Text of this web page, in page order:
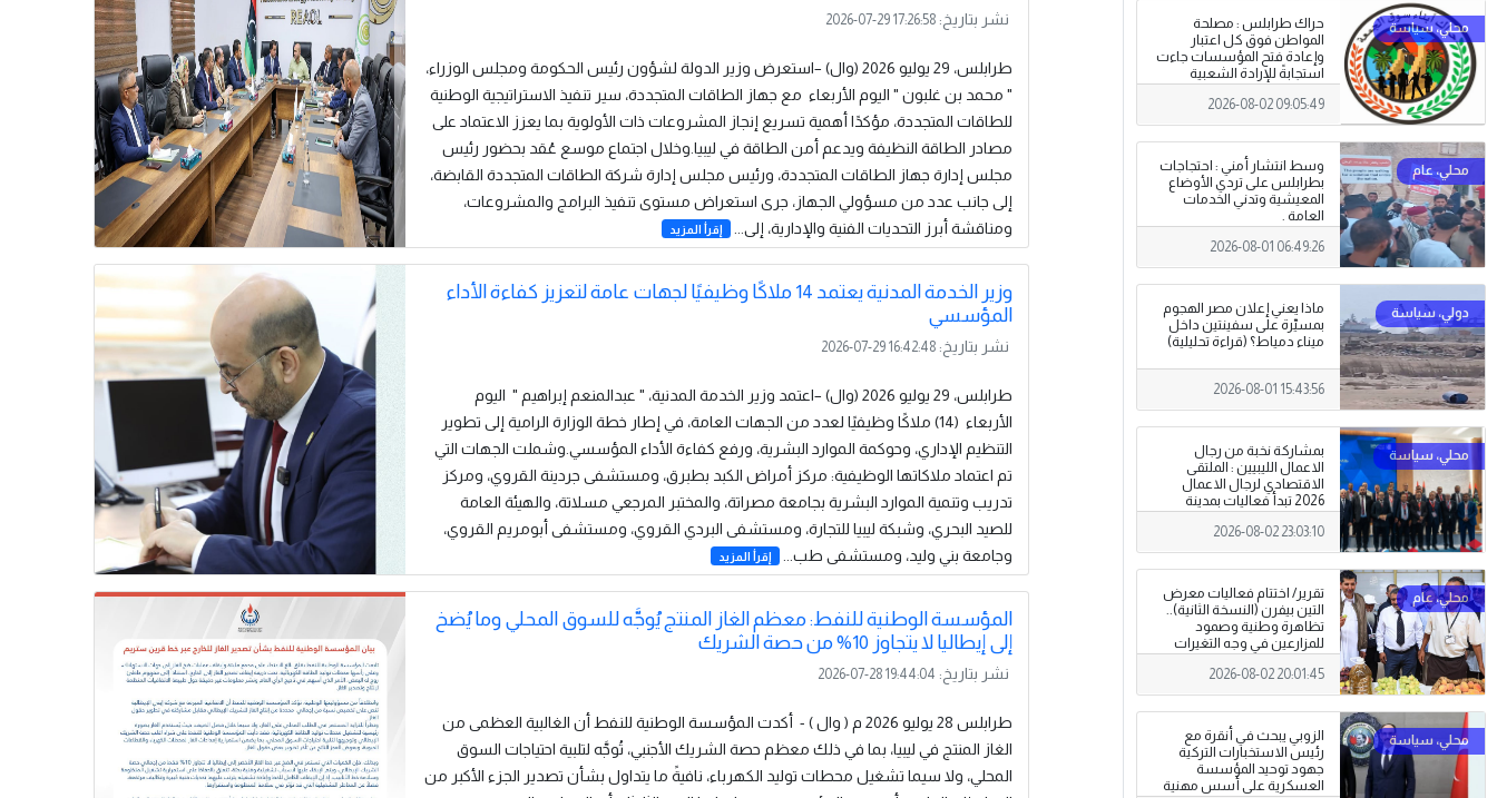
حراك طرابلس : مصلحة
المواطن فوق كل اعتبار
وإعادة فتح المؤسسات جاءت
استجابةً للإرادة الشعبية
2026-08-02 09:05:49
وسط انتشار أمني : احتجاجات
بطرابلس على تردي الأوضاع
المعيشية وتدني الخدمات
العامة .
2026-08-01 06:49:26
ماذا يعني إعلان مصر الهجوم
بمسيّرة على سفينتين داخل
ميناء دمياط؟ (قراءة تحليلية)
2026-08-01 15:43:56
بمشاركة نخبة من رجال
الاعمال الليبيين : الملتقى
الاقتصادي لرجال الاعمال
2026 تبدأ فعاليات بمدينة
سرت .
2026-08-02 23:03:10
تقرير/ اختتام فعاليات معرض
التين بيفرن (النسخة الثانية)..
تظاهرة وطنية وصمود
للمزارعين في وجه التغيرات
المناخية
2026-08-02 20:01:45
الزوبي يبحث في أنقرة مع
رئيس الاستخبارات التركية
جهود توحيد المؤسسة
العسكرية على أسس مهنية
نشر بتاريخ:2026-07-29 17:26:58
طرابلس، 29 يوليو 2026 (وال) –استعرض وزير الدولة لشؤون رئيس الحكومة ومجلس الوزراء،
" محمد بن غلبون " اليوم الأربعاء مع جهاز الطاقات المتجددة، سير تنفيذ الاستراتيجية الوطنية
للطاقات المتجددة، مؤكدًا أهمية تسريع إنجاز المشروعات ذات الأولوية بما يعزز الاعتماد على
مصادر الطاقة النظيفة ويدعم أمن الطاقة في ليبيا.وخلال اجتماع موسع عُقد بحضور رئيس
مجلس إدارة جهاز الطاقات المتجددة، ورئيس مجلس إدارة شركة الطاقات المتجددة القابضة،
إلى جانب عدد من مسؤولي الجهاز، جرى استعراض مستوى تنفيذ البرامج والمشروعات،
ومناقشة أبرز التحديات الفنية والإدارية، إلى...
إقرأ المزيد
وزير الخدمة المدنية يعتمد 14 ملاكًا وظيفيًا لجهات عامة لتعزيز كفاءة الأداء
المؤسسي
نشر بتاريخ:2026-07-29 16:42:48
طرابلس، 29 يوليو 2026 (وال) –اعتمد وزير الخدمة المدنية، " عبدالمنعم إبراهيم " اليوم
الأربعاء (14) ملاكًا وظيفيًا لعدد من الجهات العامة، في إطار خطة الوزارة الرامية إلى تطوير
التنظيم الإداري، وحوكمة الموارد البشرية، ورفع كفاءة الأداء المؤسسي.وشملت الجهات التي
تم اعتماد ملاكاتها الوظيفية: مركز أمراض الكبد بطبرق، ومستشفى جردينة القروي، ومركز
تدريب وتنمية الموارد البشرية بجامعة مصراتة، والمختبر المرجعي مسلاتة، والهيئة العامة
للصيد البحري، وشبكة ليبيا للتجارة، ومستشفى البردي القروي، ومستشفى أبومريم القروي،
وجامعة بني وليد، ومستشفى طب...
إقرأ المزيد
المؤسسة الوطنية للنفط: معظم الغاز المنتج يُوجَّه للسوق المحلي وما يُضخ
إلى إيطاليا لا يتجاوز 10% من حصة الشريك
نشر بتاريخ: 2026-07-28 19:44:04
طرابلس 28 يوليو 2026 م ( وال ) - أكدت المؤسسة الوطنية للنفط أن الغالبية العظمى من
الغاز المنتج في ليبيا، بما في ذلك معظم حصة الشريك الأجنبي، تُوجَّه لتلبية احتياجات السوق
المحلي، ولا سيما تشغيل محطات توليد الكهرباء، نافيةً ما يتداول بشأن تصدير الجزء الأكبر من